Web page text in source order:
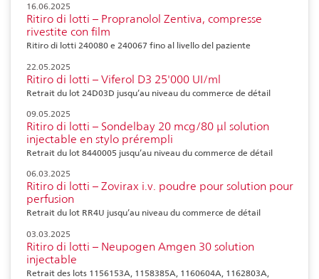
16.06.2025
Ritiro di lotti – Propranolol Zentiva, compresse
rivestite con film
Ritiro di lotti 240080 e 240067 fino al livello del paziente
22.05.2025
Ritiro di lotti – Viferol D3 25'000 UI/ml
Retrait du lot 24D03D jusqu’au niveau du commerce de détail
09.05.2025
Ritiro di lotti – Sondelbay 20 mcg/80 μl solution
injectable en stylo prérempli
Retrait du lot 8440005 jusqu’au niveau du commerce de détail
06.03.2025
Ritiro di lotti – Zovirax i.v. poudre pour solution pour
perfusion
Retrait du lot RR4U jusqu’au niveau du commerce de détail
03.03.2025
Ritiro di lotti – Neupogen Amgen 30 solution
injectable
Retrait des lots 1156153A, 1158385A, 1160604A, 1162803A,